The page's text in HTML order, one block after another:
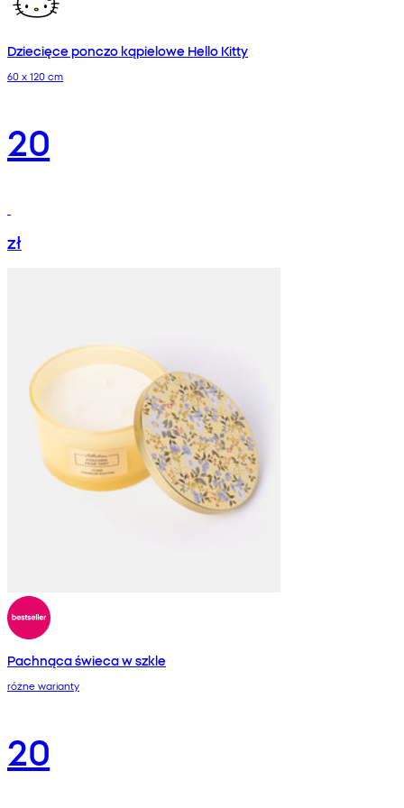
Dziecięce ponczo kąpielowe Hello Kitty
60 x 120 cm
20
zł
Pachnąca świeca w szkle
różne warianty
20